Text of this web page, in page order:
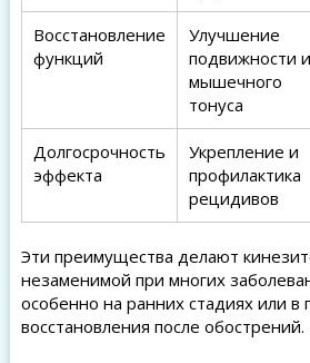
Восстановление
функций
Улучшение
подвижности и
мышечного
тонуса
Долгосрочность
эффекта
Укрепление и
профилактика
рецидивов
Эти преимущества делают
незаменимой при многих
особенно на ранних стадиях или в
восстановления после обострений.